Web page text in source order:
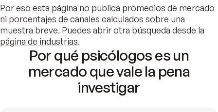
Por eso esta página no publica promedios de mercado
ni porcentajes de canales calculados sobre una
muestra breve. Puedes abrir otra búsqueda desde la
página de industrias.
Por qué psicólogos es un
mercado que vale la pena
investigar